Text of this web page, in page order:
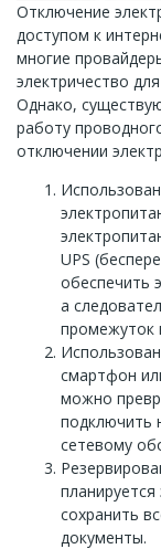
Отключение
доступом к
многие
электричество
Однако,
работу
отключении
UPS
обеспечить
а
промежуток
смартфон
можно
подключить
сетевому
сохранить
документы.